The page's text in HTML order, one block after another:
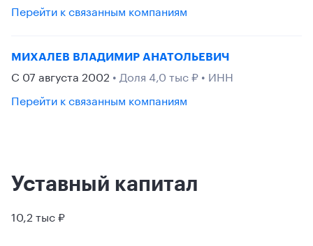
Перейти к связанным компаниям
МИХАЛЕВ ВЛАДИМИР АНАТОЛЬЕВИЧ
С 07 августа 2002 • Доля 4,0 тыс ₽ • ИНН
Перейти к связанным компаниям
Уставный капитал
10,2 тыс ₽